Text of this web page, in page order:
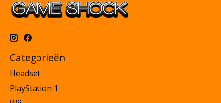
Categorieën
Headset
PlayStation 1